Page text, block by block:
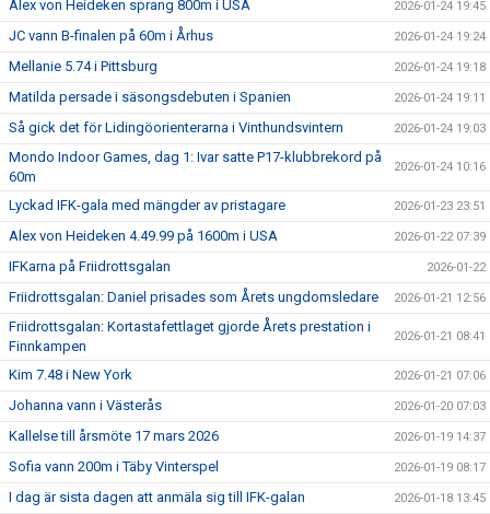
Alex von Heideken sprang 800m i USA 2026-01-24 19:45
JC vann B-finalen på 60m i Århus 2026-01-24 19:24
Mellanie 5.74 i Pittsburg 2026-01-24 19:18
Matilda persade i säsongsdebuten i Spanien 2026-01-24 19:11
Så gick det för Lidingöorienterarna i Vinthundsvintern 2026-01-24 19:03
Mondo Indoor Games, dag 1: Ivar satte P17-klubbrekord på
60m
2026-01-24 10:16
Lyckad IFK-gala med mängder av pristagare 2026-01-23 23:51
Alex von Heideken 4.49.99 på 1600m i USA 2026-01-22 07:39
IFKarna på Friidrottsgalan 2026-01-22
Friidrottsgalan: Daniel prisades som Årets ungdomsledare 2026-01-21 12:56
Friidrottsgalan: Kortastafettlaget gjorde Årets prestation i
Finnkampen
2026-01-21 08:41
Kim 7.48 i New York 2026-01-21 07:06
Johanna vann i Västerås 2026-01-20 07:03
Kallelse till årsmöte 17 mars 2026 2026-01-19 14:37
Sofia vann 200m i Täby Vinterspel 2026-01-19 08:17
I dag är sista dagen att anmäla sig till IFK-galan 2026-01-18 13:45